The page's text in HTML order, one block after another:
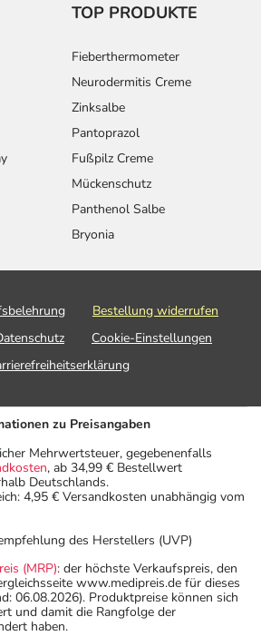
TOP PRODUKTE
Fieberthermometer
Neurodermitis Creme
Zinksalbe
Pantoprazol
Fußpilz Creme
Mückenschutz
Panthenol Salbe
Bryonia
Bestellung widerrufen
Cookie-Einstellungen
zu Preisangaben
Mehrwertsteuer, gegebenenfalls
, ab 34,99 € Bestellwert
Deutschlands.
4,95 € Versandkosten unabhängig vom
des Herstellers (UVP)
(MRP): der höchste Verkaufspreis, den
www.medipreis.de für dieses
06.08.2026). Produktpreise können sich
und damit die Rangfolge der
haben.